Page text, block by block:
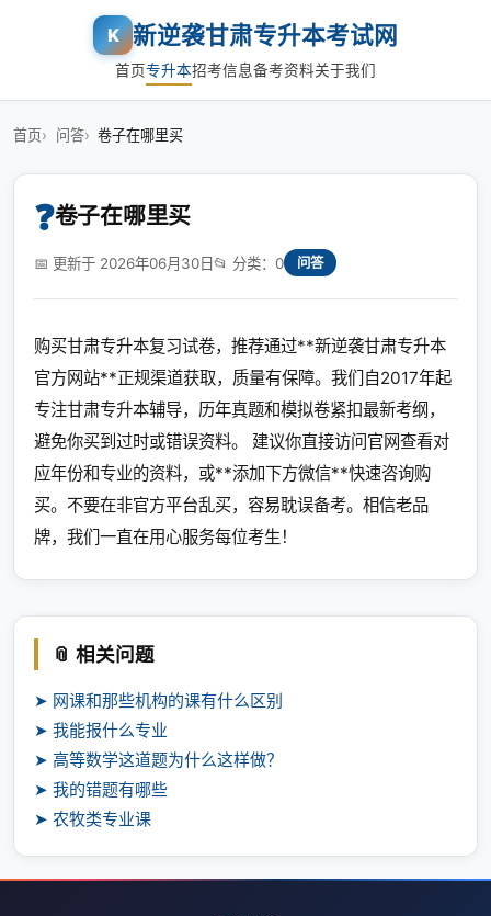
K 新逆袭甘肃专升本考试网
首页专升本招考信息备考资料关于我们
首页 问答 卷子在哪里买
❓卷子在哪里买
📅 更新于 2026年06月30日📂 分类：0 问答
购买甘肃专升本复习试卷，推荐通过**新逆袭甘肃专升本
官方网站**正规渠道获取，质量有保障。我们自2017年起
专注甘肃专升本辅导，历年真题和模拟卷紧扣最新考纲，
避免你买到过时或错误资料。 建议你直接访问官网查看对
应年份和专业的资料，或**添加下方微信**快速咨询购
买。不要在非官方平台乱买，容易耽误备考。相信老品
牌，我们一直在用心服务每位考生！
📎 相关问题
➤ 网课和那些机构的课有什么区别
➤ 我能报什么专业
➤ 高等数学这道题为什么这样做？
➤ 我的错题有哪些
➤ 农牧类专业课